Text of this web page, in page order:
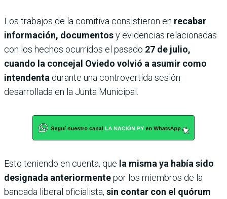
Los trabajos de la comitiva consistieron en recabar
información, documentosy evidencias relacionadas
con los hechos ocurridos el pasado 27 de julio,
cuando la concejal Oviedo volvió a asumir como
intendenta durante una controvertida sesión
desarrollada en la Junta Municipal.
Esto teniendo en cuenta, que la misma ya había sido
designada anteriormentepor los miembros de la
bancada liberal oficialista, sin contar con el quórum